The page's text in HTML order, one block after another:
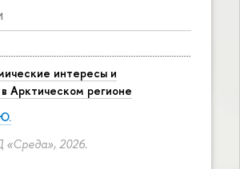
интересы и
Арктическом регионе
«Среда», 2026.